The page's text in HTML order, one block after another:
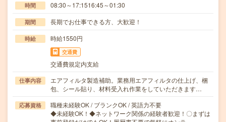
時間 08:30～17:1516:45～01:30
期間 長期でお仕事できる方、大歓迎！
時給 時給1550円
交通費
交通費規定内支給
仕事内容
エアフィルタ製造補助。業務用エアフィルタの仕上げ、梱
包、シール貼り、材料受入れ作業をしていただきます…
応募資格
職種未経験OK / ブランクOK / 英語力不要
◆未経験OK！◆ネットワーク関係の経験者歓迎！〇まずは